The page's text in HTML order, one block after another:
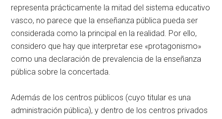
representa prácticamente la mitad del sistema educativo
vasco, no parece que la enseñanza pública pueda ser
considerada como la principal en la realidad. Por ello,
considero que hay que interpretar ese «protagonismo»
como una declaración de prevalencia de la enseñanza
pública sobre la concertada.
Además de los centros públicos (cuyo titular es una
administración pública), y dentro de los centros privados